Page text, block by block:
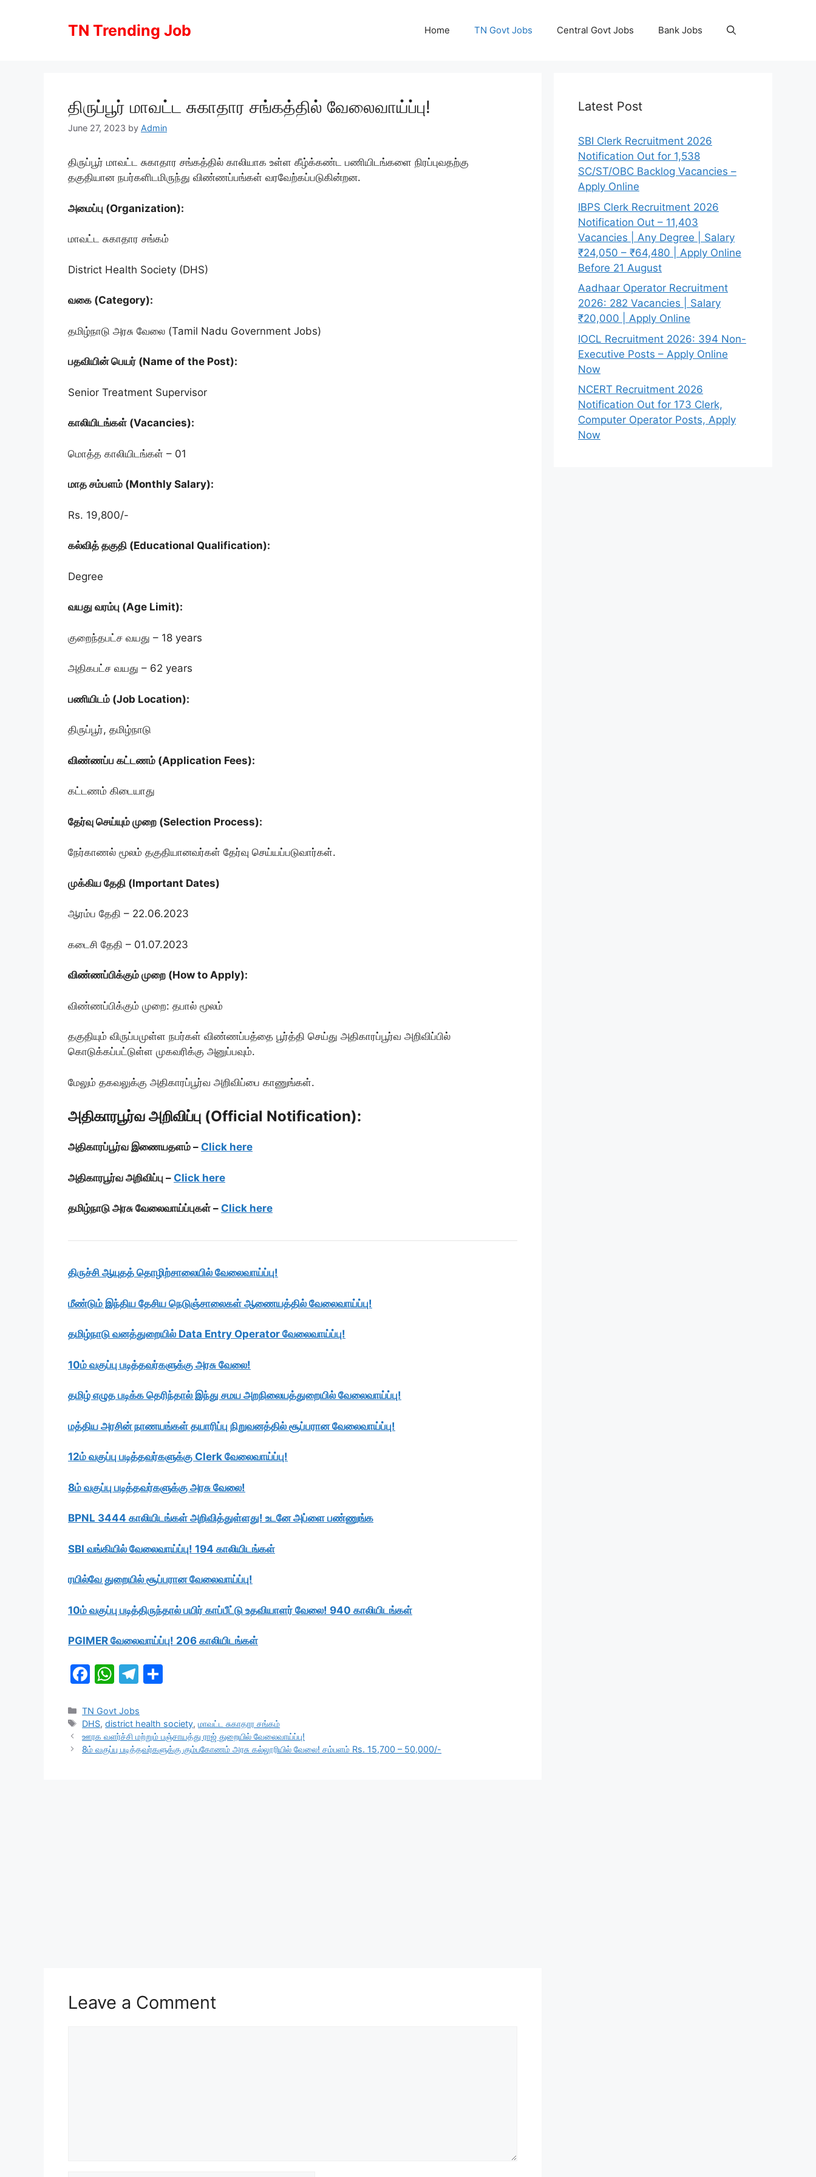
TN Trending Job Home TN Govt Jobs Central Govt Jobs Bank Jobs
திருப்பூர் மாவட்ட சுகாதார சங்கத்தில் வேலைவாய்ப்பு!
June 27, 2023 by Admin
திருப்பூர் மாவட்ட சுகாதார சங்கத்தில் காலியாக உள்ள கீழ்க்கண்ட பணியிடங்களை நிரப்புவதற்கு
தகுதியான நபர்களிடமிருந்து விண்ணப்பங்கள் வரவேற்கப்படுகின்றன.
அமைப்பு (Organization):
மாவட்ட சுகாதார சங்கம்
District Health Society (DHS)
வகை (Category):
தமிழ்நாடு அரசு வேலை (Tamil Nadu Government Jobs)
பதவியின் பெயர் (Name of the Post):
Senior Treatment Supervisor
காலியிடங்கள் (Vacancies):
மொத்த காலியிடங்கள் – 01
மாத சம்பளம் (Monthly Salary):
Rs. 19,800/-
கல்வித் தகுதி (Educational Qualification):
Degree
வயது வரம்பு (Age Limit):
குறைந்தபட்ச வயது – 18 years
அதிகபட்ச வயது – 62 years
பணியிடம் (Job Location):
திருப்பூர், தமிழ்நாடு
விண்ணப்ப கட்டணம் (Application Fees):
கட்டணம் கிடையாது
தேர்வு செய்யும் முறை (Selection Process):
நேர்காணல் மூலம் தகுதியானவர்கள் தேர்வு செய்யப்படுவார்கள்.
முக்கிய தேதி (Important Dates)
ஆரம்ப தேதி – 22.06.2023
கடைசி தேதி – 01.07.2023
விண்ணப்பிக்கும் முறை (How to Apply):
விண்ணப்பிக்கும் முறை: தபால் மூலம்
தகுதியும் விருப்பமுள்ள நபர்கள் விண்ணப்பத்தை பூர்த்தி செய்து அதிகாரப்பூர்வ அறிவிப்பில்
கொடுக்கப்பட்டுள்ள முகவரிக்கு அனுப்பவும்.
மேலும் தகவலுக்கு அதிகாரப்பூர்வ அறிவிப்பை காணுங்கள்.
அதிகாரபூர்வ அறிவிப்பு (Official Notification):
அதிகாரப்பூர்வ இணையதளம் – Click here
அதிகாரபூர்வ அறிவிப்பு – Click here
தமிழ்நாடு அரசு வேலைவாய்ப்புகள் – Click here
திருச்சி ஆயுதத் தொழிற்சாலையில் வேலைவாய்ப்பு!
மீண்டும் இந்திய தேசிய நெடுஞ்சாலைகள் ஆணையத்தில் வேலைவாய்ப்பு!
தமிழ்நாடு வனத்துறையில் Data Entry Operator வேலைவாய்ப்பு!
10ம் வகுப்பு படித்தவர்களுக்கு அரசு வேலை!
தமிழ் எழுத படிக்க தெரிந்தால் இந்து சமய அறநிலையத்துறையில் வேலைவாய்ப்பு!
மத்திய அரசின் நாணயங்கள் தயாரிப்பு நிறுவனத்தில் சூப்பரான வேலைவாய்ப்பு!
12ம் வகுப்பு படித்தவர்களுக்கு Clerk வேலைவாய்ப்பு!
8ம் வகுப்பு படித்தவர்களுக்கு அரசு வேலை!
BPNL 3444 காலியிடங்கள் அறிவித்துள்ளது! உடனே அப்ளை பண்ணுங்க
SBI வங்கியில் வேலைவாய்ப்பு! 194 காலியிடங்கள்
ரயில்வே துறையில் சூப்பரான வேலைவாய்ப்பு!
10ம் வகுப்பு படித்திருந்தால் பயிர் காப்பீட்டு உதவியாளர் வேலை! 940 காலியிடங்கள்
PGIMER வேலைவாய்ப்பு! 206 காலியிடங்கள்
F
c
e
b
W
at
s
A
T
e
gr
a
e
Categories
TN Govt Jobs
Tags
DHS,district health society,மாவட்ட சுகாதார சங்கம்
ஊரக வளர்ச்சி மற்றும் பஞ்சாயத்து ராஜ் துறையில் வேலைவாய்ப்பு!
8ம் வகுப்பு படித்தவர்களுக்கு கும்பகோணம் அரசு கல்லூரியில் வேலை! சம்பளம் Rs. 15,700 – 50,000/-
Leave a Comment
Latest Post
SBI Clerk Recruitment 2026
Notification Out for 1,538
SC/ST/OBC Backlog Vacancies –
Apply Online
IBPS Clerk Recruitment 2026
Notification Out – 11,403
Vacancies | Any Degree | Salary
₹24,050 – ₹64,480 | Apply Online
Before 21 August
Aadhaar Operator Recruitment
2026: 282 Vacancies | Salary
₹20,000 | Apply Online
IOCL Recruitment 2026: 394 Non-
Executive Posts – Apply Online
Now
NCERT Recruitment 2026
Notification Out for 173 Clerk,
Computer Operator Posts, Apply
Now